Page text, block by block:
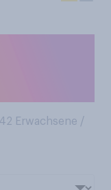
Erwachsene /